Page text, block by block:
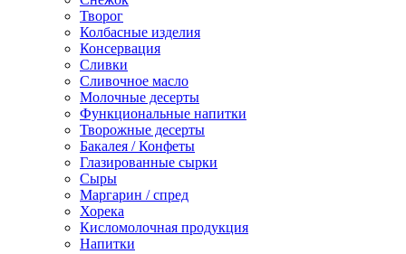
Творог
Колбасные изделия
Консервация
Сливки
Сливочное масло
Молочные десерты
Функциональные напитки
Творожные десерты
Бакалея / Конфеты
Глазированные сырки
Сыры
Маргарин / спред
Хорека
Кисломолочная продукция
Напитки